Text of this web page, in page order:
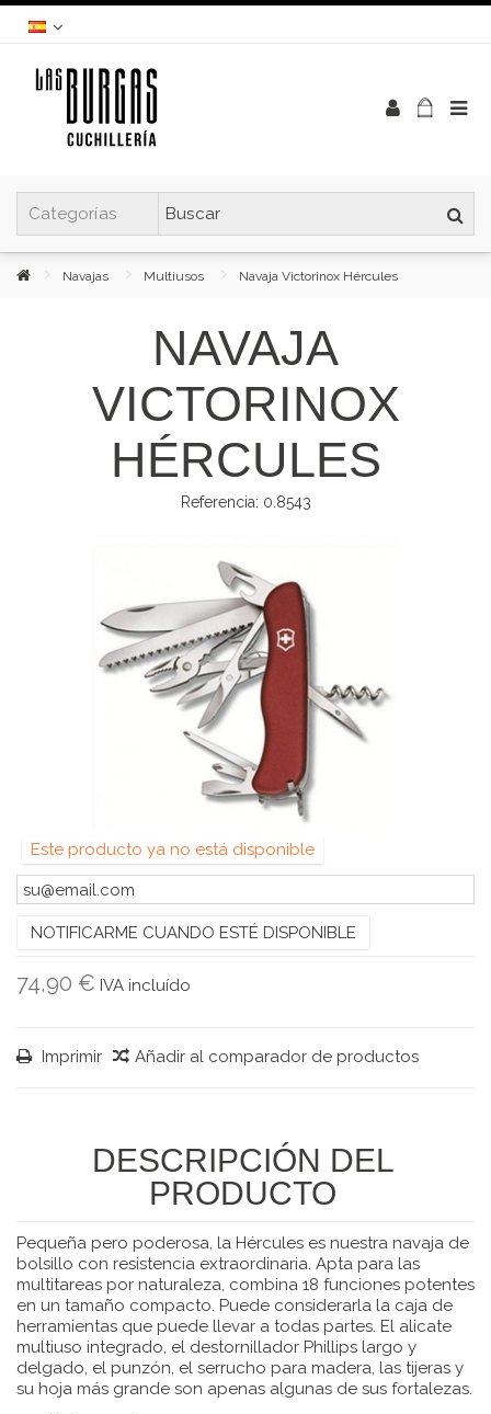
Navajas Multiusos Navaja Victorinox Hércules
NAVAJA
VICTORINOX
HÉRCULES
Referencia: 0.8543
Este producto ya no está disponible
NOTIFICARME CUANDO ESTÉ DISPONIBLE
74,90 € IVA incluído
Imprimir Añadir al comparador de productos
DESCRIPCIÓN DEL
PRODUCTO
Pequeña pero poderosa, la Hércules es nuestra navaja de
bolsillo con resistencia extraordinaria. Apta para las
multitareas por naturaleza, combina 18 funciones potentes
en un tamaño compacto. Puede considerarla la caja de
herramientas que puede llevar a todas partes. El alicate
multiuso integrado, el destornillador Phillips largo y
delgado, el punzón, el serrucho para madera, las tijeras y
su hoja más grande son apenas algunas de sus fortalezas.